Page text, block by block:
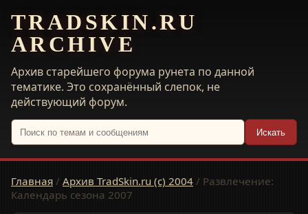
TRADSKIN.RU
ARCHIVE
Архив старейшего форума рунета по данной
тематике. Это сохранённый слепок, не
действующий форум.
Искать
Главная / Архив TradSkin.ru (с) 2004 / Развлечение:
Календарь сезона 2007